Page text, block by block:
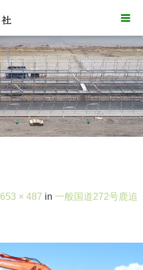
653 × 487 in 一般国道272号鹿追